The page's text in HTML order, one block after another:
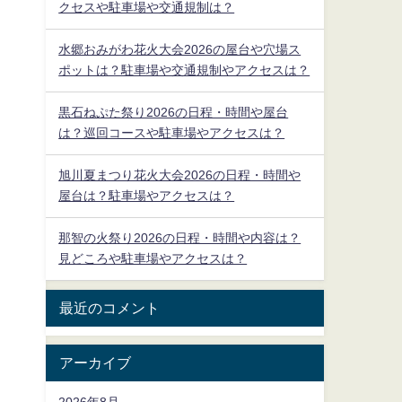
クセスや駐車場や交通規制は？
水郷おみがわ花火大会2026の屋台や穴場ス
ポットは？駐車場や交通規制やアクセスは？
黒石ねぷた祭り2026の日程・時間や屋台
は？巡回コースや駐車場やアクセスは？
旭川夏まつり花火大会2026の日程・時間や
屋台は？駐車場やアクセスは？
那智の火祭り2026の日程・時間や内容は？
見どころや駐車場やアクセスは？
最近のコメント
アーカイブ